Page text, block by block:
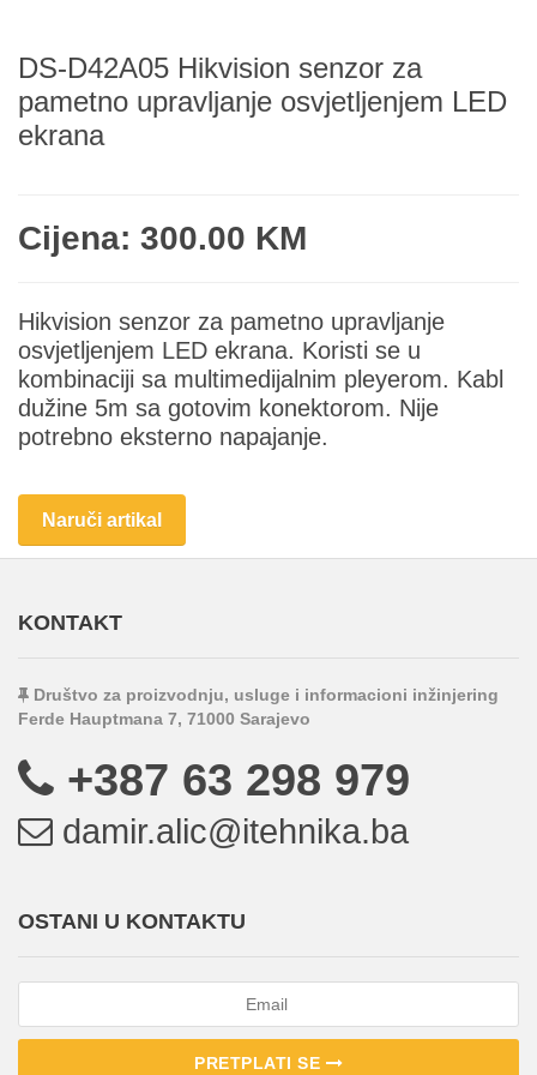
DS-D42A05 Hikvision senzor za
pametno upravljanje osvjetljenjem LED
ekrana
Cijena: 300.00 KM
Hikvision senzor za pametno upravljanje
osvjetljenjem LED ekrana. Koristi se u
kombinaciji sa multimedijalnim pleyerom. Kabl
dužine 5m sa gotovim konektorom. Nije
potrebno eksterno napajanje.
Naruči artikal
KONTAKT
Društvo za proizvodnju, usluge i informacioni inžinjering
Ferde Hauptmana 7, 71000 Sarajevo
+387 63 298 979
damir.alic@itehnika.ba
OSTANI U KONTAKTU
PRETPLATI SE